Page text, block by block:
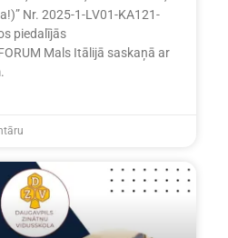
Nr. 2025-1-LV01-KA121-
piedalījās
Mals Itālijā saskaņā ar